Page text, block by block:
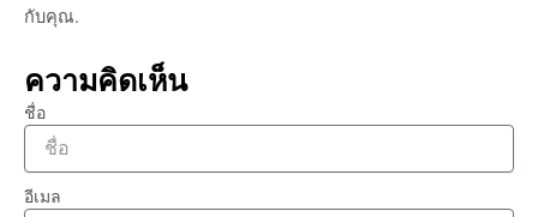
กับคุณ.
ความคิดเห็น
ชื่อ
อีเมล